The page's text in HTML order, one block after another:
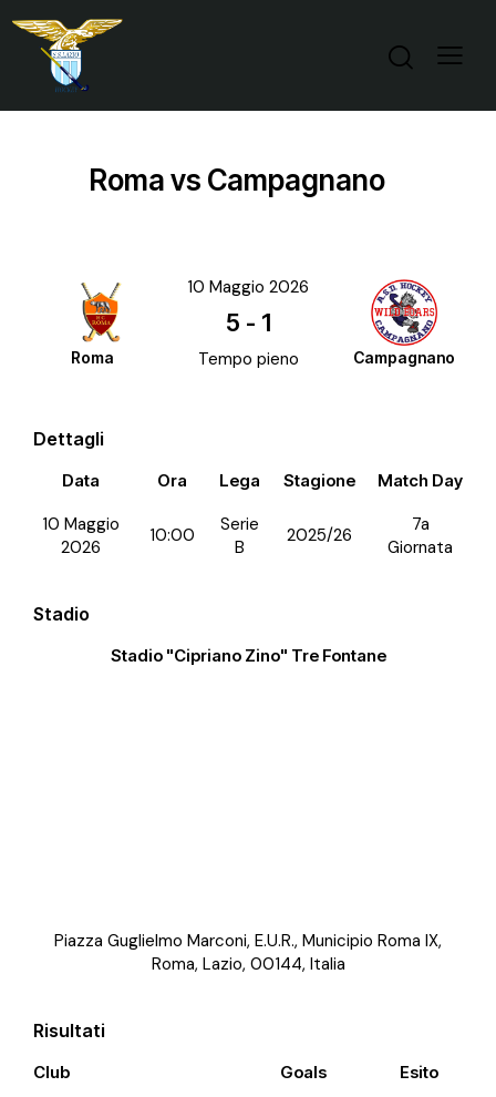
Roma vs Campagnano
Roma Campagnano
10 Maggio 2026
5 - 1
Tempo pieno
Dettagli
Data Ora Lega Stagione Match Day
10 Maggio
2026
10:00
Serie
B
2025/26
7a
Giornata
Stadio
Stadio "Cipriano Zino" Tre Fontane
Piazza Guglielmo Marconi, E.U.R., Municipio Roma IX,
Roma, Lazio, 00144, Italia
Risultati
Club Goals Esito